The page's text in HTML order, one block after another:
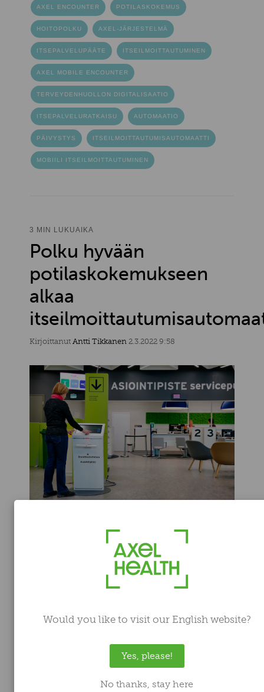
AXEL ENCOUNTER POTILASKOKEMUS
HOITOPOLKU AXEL-JÄRJESTELMÄ
ITSEPALVELUPÄÄTE ITSEILMOITTAUTUMINEN
AXEL MOBILE ENCOUNTER
TERVEYDENHUOLLON DIGITALISAATIO
ITSEPALVELURATKAISU AUTOMAATIO
PÄIVYSTYS ITSEILMOITTAUTUMISAUTOMAATTI
MOBIILI ITSEILMOITTAUTUMINEN
3 MIN LUKUAIKA
Polku hyvään
potilaskokemukseen
alkaa
Kirjoittanut Antti Tikkanen 2.3.2022 9:58
onnistuneessa potilaskokemuksessa?
Potilaan fyysinen polku sairaalassa alkaa
saavutettavuus ja huippumuotoilu yhdistyvät
Axel Encounter -
järjestelmää. Lue, miten inhimillinen
käyttöliittymä ja hygieeninen
Would you like to visit our English website?
Yes, please!
No thanks, stay here